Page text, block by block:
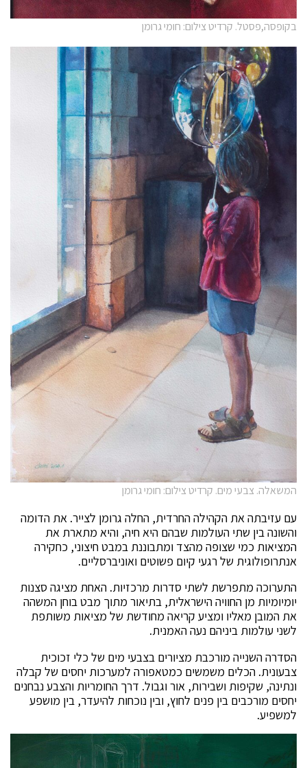
בקופסה,פסטל. קרדיט צילום: חומי גרומן
המשאלה. צבעי מים. קרדיט צילום: חומי גרומן
עם עזיבתה את הקהילה החרדית, החלה גרומן לצייר. את הדומה
והשונה בין שתי העולמות שבהם היא חיה, והיא מתארת את
המציאות כמי שצופה מהצד ומתבוננת במבט חיצוני, כחקירה
אנתרופולוגית של רגעי קיום פשוטים ואוניברסליים.
התערוכה מתפרשת לשתי סדרות מרכזיות. האחת מציגה סצנות
יומיומיות מן החוויה הישראלית, בתיאור מתוך מבט בוחן המשהה
את המובן מאליו ומציע קריאה מחודשת של מציאות משותפת
לשני עולמות ביניהם נעה האמנית.
הסדרה השנייה מורכבת מציורים בצבעי מים של כלי זכוכית
צבעונית. הכלים משמשים כמטאפורה למערכות יחסים של קבלה
ונתינה, שקיפות ושבירות, אור וגבול. דרך החומריות והצבע נבחנים
יחסים מורכבים בין פנים לחוץ, ובין נוכחות להיעדר, בין מושפע
למשפיע.